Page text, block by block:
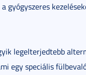
gyógyszeres
legelterjedtebb
egy speciális